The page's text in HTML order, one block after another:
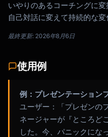
いやりのあるコーチングに
自己対話に変えて持続的な変
最終更新: 2026年8月6日
使用例
例：プレゼンテーション
ユーザー：「プレゼンの
ネージャーが『ところど
した。今、パニックにな